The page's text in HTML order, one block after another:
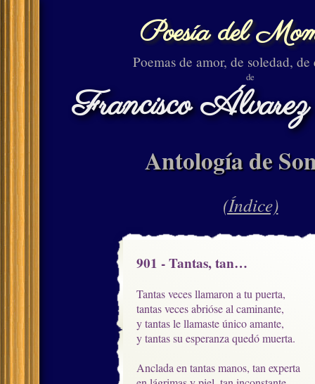
Poesía del
Poemas de amor, de soledad, de
de
Francisco
Antología de
(Índice)
901 - Tantas, tan…
Tantas veces llamaron a tu puerta,
tantas veces abrióse al caminante,
y tantas le llamaste único amante,
y tantas su esperanza quedó muerta.
Anclada en tantas manos, tan experta